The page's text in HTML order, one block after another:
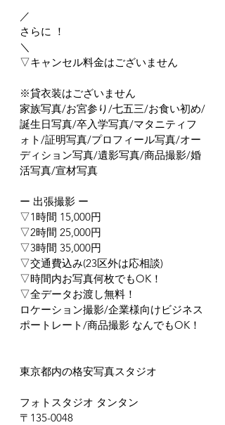
／
さらに ！
＼
▽キャンセル料金はございません
※貸衣装はございません
家族写真/お宮参り/七五三/お食い初め/
誕生日写真/卒入学写真/マタニティフ
ォト/証明写真/プロフィール写真/オー
ディション写真/遺影写真/商品撮影/婚
活写真/宣材写真
ー 出張撮影 ー
▽1時間 15,000円
▽2時間 25,000円
▽3時間 35,000円
▽交通費込み(23区外は応相談)
▽時間内お写真何枚でもOK！
▽全データお渡し無料！
ロケーション撮影/企業様向けビジネス
ポートレート/商品撮影 なんでもOK！
東京都内の格安写真スタジオ
フォトスタジオ タンタン
〒135-0048